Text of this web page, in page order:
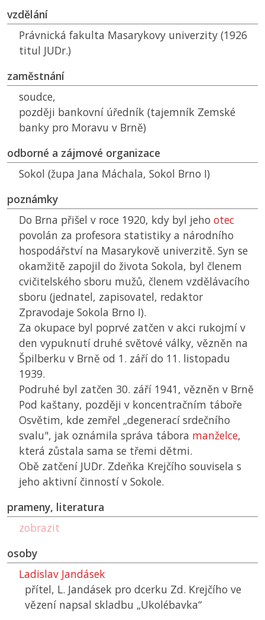
vzdělání
Právnická fakulta Masarykovy univerzity (1926
titul JUDr.)
zaměstnání
soudce,
později bankovní úředník (tajemník Zemské
banky pro Moravu v Brně)
odborné a zájmové organizace
Sokol (župa Jana Máchala, Sokol Brno I)
poznámky
Do Brna přišel v roce 1920, kdy byl jeho otec
povolán za profesora statistiky a národního
hospodářství na Masarykově univerzitě. Syn se
okamžitě zapojil do života Sokola, byl členem
cvičitelského sboru mužů, členem vzdělávacího
sboru (jednatel, zapisovatel, redaktor
Zpravodaje Sokola Brno I).
Za okupace byl poprvé zatčen v akci rukojmí v
den vypuknutí druhé světové války, vězněn na
Špilberku v Brně od 1. září do 11. listopadu
1939.
Podruhé byl zatčen 30. září 1941, vězněn v Brně
Pod kaštany, později v koncentračním táboře
Osvětim, kde zemřel „degenerací srdečního
svalu", jak oznámila správa tábora manželce,
která zůstala sama se třemi dětmi.
Obě zatčení JUDr. Zdeňka Krejčího souvisela s
jeho aktivní činností v Sokole.
prameny, literatura
zobrazit
osoby
Ladislav Jandásek
přítel, L. Jandásek pro dcerku Zd. Krejčího ve
vězení napsal skladbu „Ukolébavka“